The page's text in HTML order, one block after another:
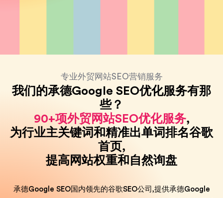
专业外贸网站SEO营销服务
我们的承德Google SEO优化服务有那
些？
90+项外贸网站SEO优化服务,
为行业主关键词和精准出单词排名谷歌
首页,
提高网站权重和自然询盘
承德Google SEO国内领先的谷歌SEO公司,提供承德Google